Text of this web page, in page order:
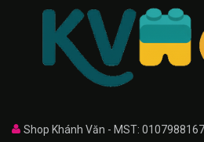
Shop Khánh Văn - MST: